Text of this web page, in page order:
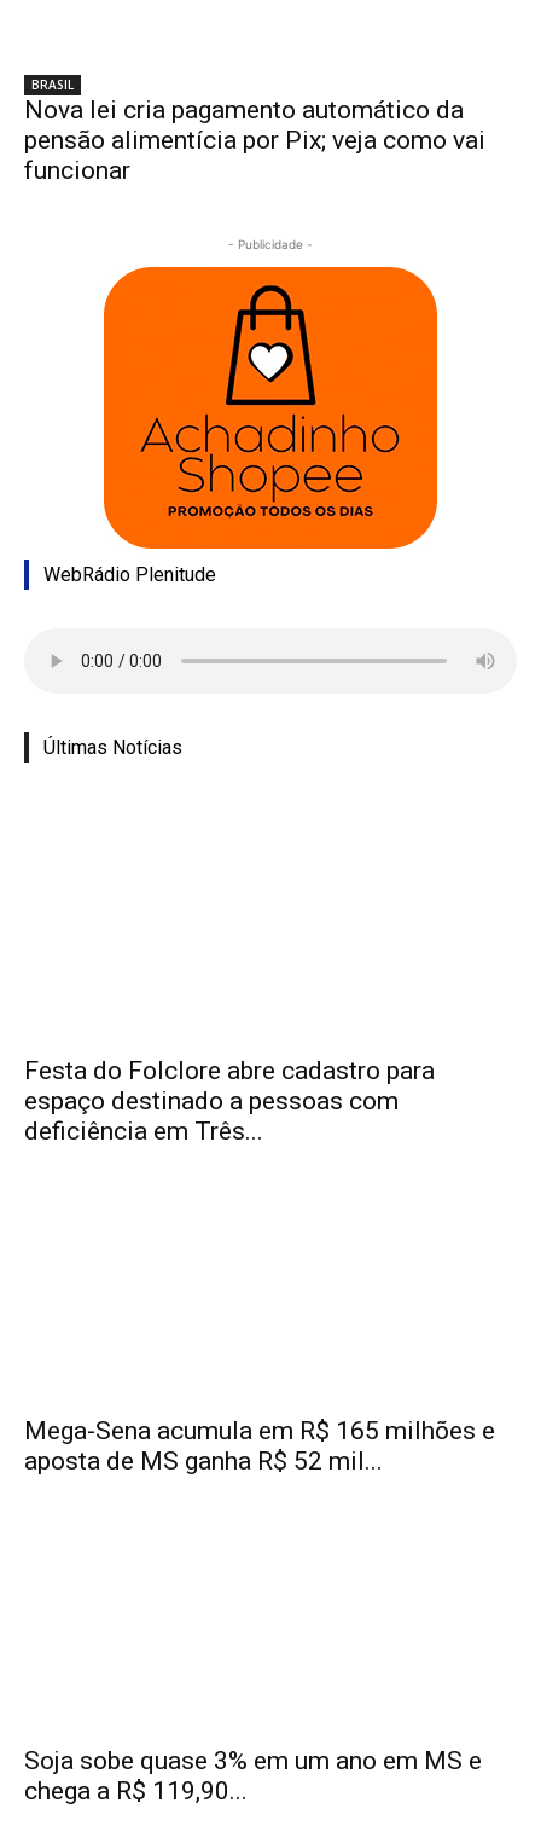
BRASIL
Nova lei cria pagamento automático da
pensão alimentícia por Pix; veja como vai
funcionar
- Publicidade -
WebRádio Plenitude
Últimas Notícias
Festa do Folclore abre cadastro para
espaço destinado a pessoas com
deficiência em Três...
Mega-Sena acumula em R$ 165 milhões e
aposta de MS ganha R$ 52 mil...
Soja sobe quase 3% em um ano em MS e
chega a R$ 119,90...